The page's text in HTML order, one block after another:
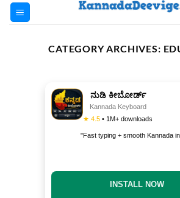
Skip
CATEGORY ARCHIVES:
ನುಡಿ ಕೀಬೋರ್ಡ್
Kannada Keyboard
★ 4.5 • 1M+ downloads
"Fast typing + smooth Kannada
INSTALL NOW